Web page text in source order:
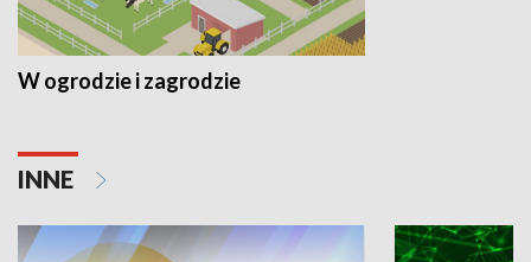
W ogrodzie i zagrodzie
INNE